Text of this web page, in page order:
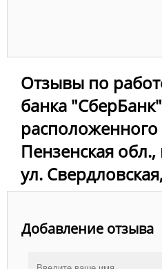
Отзывы по
банка "СберБанк"
расположенного
Пензенская
ул.
Добавление отзыва